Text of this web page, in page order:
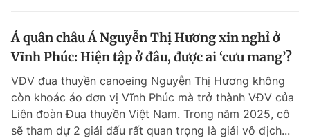
Á quân châu Á Nguyễn Thị Hương xin nghỉ ở
Vĩnh Phúc: Hiện tập ở đâu, được ai ‘cưu mang’?
VĐV đua thuyền canoeing Nguyễn Thị Hương không
còn khoác áo đơn vị Vĩnh Phúc mà trở thành VĐV của
Liên đoàn Đua thuyền Việt Nam. Trong năm 2025, cô
sẽ tham dự 2 giải đấu rất quan trọng là giải vô địch...